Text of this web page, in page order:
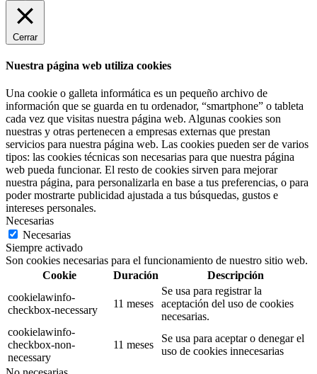
Cerrar
Nuestra página web utiliza cookies
Una cookie o galleta informática es un pequeño archivo de
información que se guarda en tu ordenador, “smartphone” o tableta
cada vez que visitas nuestra página web. Algunas cookies son
nuestras y otras pertenecen a empresas externas que prestan
servicios para nuestra página web. Las cookies pueden ser de varios
tipos: las cookies técnicas son necesarias para que nuestra página
web pueda funcionar. El resto de cookies sirven para mejorar
nuestra página, para personalizarla en base a tus preferencias, o para
poder mostrarte publicidad ajustada a tus búsquedas, gustos e
intereses personales.
Necesarias
Necesarias
Siempre activado
Son cookies necesarias para el funcionamiento de nuestro sitio web.
Cookie
Duración
Descripción
cookielawinfo-
checkbox-necessary
11 meses
Se usa para registrar la
aceptación del uso de cookies
necesarias.
cookielawinfo-
checkbox-non-
necessary
11 meses
Se usa para aceptar o denegar el
uso de cookies innecesarias